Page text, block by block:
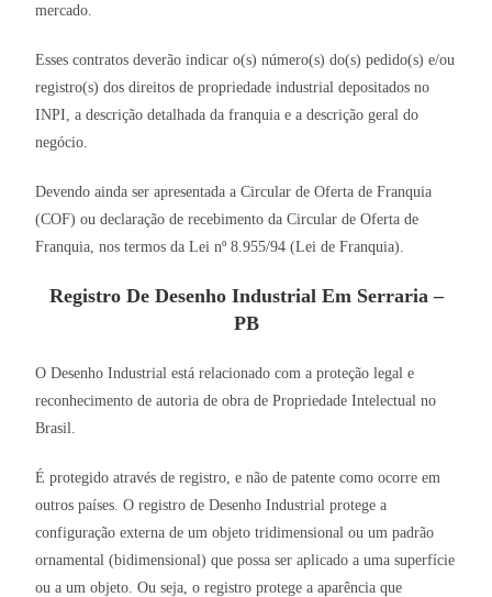
mercado.
Esses contratos deverão indicar o(s) número(s) do(s) pedido(s) e/ou
registro(s) dos direitos de propriedade industrial depositados no
INPI, a descrição detalhada da franquia e a descrição geral do
negócio.
Devendo ainda ser apresentada a Circular de Oferta de Franquia
(COF) ou declaração de recebimento da Circular de Oferta de
Franquia, nos termos da Lei nº 8.955/94 (Lei de Franquia).
Registro De Desenho Industrial Em Serraria –
PB
O Desenho Industrial está relacionado com a proteção legal e
reconhecimento de autoria de obra de Propriedade Intelectual no
Brasil.
É protegido através de registro, e não de patente como ocorre em
outros países. O registro de Desenho Industrial protege a
configuração externa de um objeto tridimensional ou um padrão
ornamental (bidimensional) que possa ser aplicado a uma superfície
ou a um objeto. Ou seja, o registro protege a aparência que